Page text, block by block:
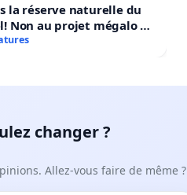
la réserve naturelle du
Non au projet mégalo du
Le Roseau!
changer ?
Allez-vous faire de même ?